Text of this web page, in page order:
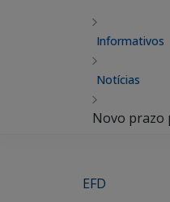
Informativos
Notícias
Novo prazo
EFD